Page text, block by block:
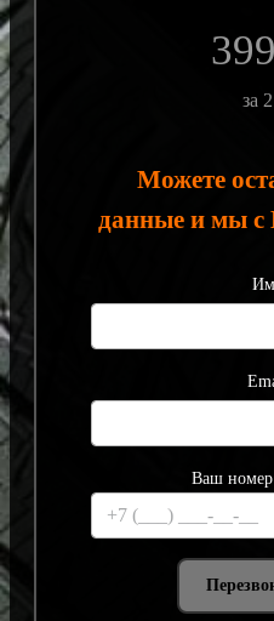
за
Можете
данные и мы с
Ваш номер